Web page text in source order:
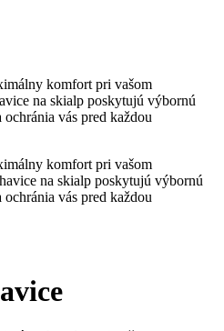
komfort pri vašom
na skialp poskytujú výbornú
vás pred každou
komfort pri vašom
na skialp poskytujú výbornú
vás pred každou